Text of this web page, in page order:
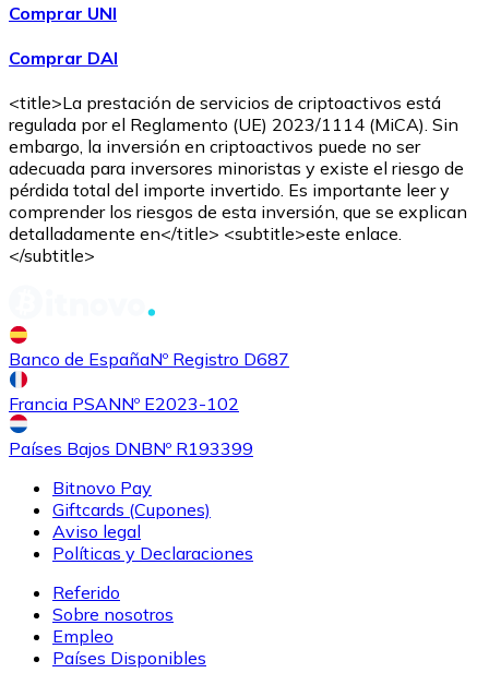
ComprarAvalanche
Comprar
SHIB
ComprarUniswap
UNI
Comprar UNI
Comprar DAI
<title>La prestación de servicios de criptoactivos está
regulada por el Reglamento (UE) 2023/1114 (MiCA). Sin
embargo, la inversión en criptoactivos puede no ser
adecuada para inversores minoristas y existe el riesgo de
pérdida total del importe invertido. Es importante leer y
comprender los riesgos de esta inversión, que se explican
detalladamente en</title> <subtitle>este enlace.
</subtitle>
Banco de EspañaNº Registro D687
Francia PSANNº E2023-102
Países Bajos DNBNº R193399
Bitnovo Pay
Giftcards (Cupones)
Aviso legal
Políticas y Declaraciones
Referido
Sobre nosotros
Empleo
Países Disponibles